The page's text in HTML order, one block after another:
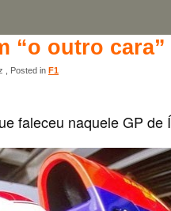
“o outro cara”
, Posted in F1
faleceu naquele GP de